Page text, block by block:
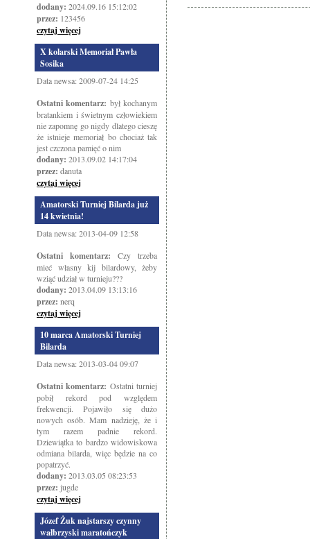
dodany: 2024.09.16 15:12:02
przez: 123456
czytaj więcej
X kolarski Memoriał Pawła
Sosika
Data newsa: 2009-07-24 14:25
Ostatni komentarz: był kochanym
bratankiem i świetnym człowiekiem
nie zapomnę go nigdy dlatego cieszę
że istnieje memoriał bo chociaż tak
jest czczona pamięć o nim
dodany: 2013.09.02 14:17:04
przez: danuta
czytaj więcej
Amatorski Turniej Bilarda już
14 kwietnia!
Data newsa: 2013-04-09 12:58
Ostatni komentarz: Czy trzeba
mieć własny kij bilardowy, żeby
wziąć udział w turnieju???
dodany: 2013.04.09 13:13:16
przez: nerq
czytaj więcej
10 marca Amatorski Turniej
Bilarda
Data newsa: 2013-03-04 09:07
Ostatni komentarz: Ostatni turniej
pobił rekord pod względem
frekwencji. Pojawiło się dużo
nowych osób. Mam nadzieję, że i
tym razem padnie rekord.
Dziewiątka to bardzo widowiskowa
odmiana bilarda, więc będzie na co
popatrzyć.
dodany: 2013.03.05 08:23:53
przez: jugde
czytaj więcej
Józef Żuk najstarszy czynny
wałbrzyski maratończyk